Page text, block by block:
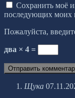
Сохранить моё
последующих моих
Пожалуйста,
два × 4 =
Щука